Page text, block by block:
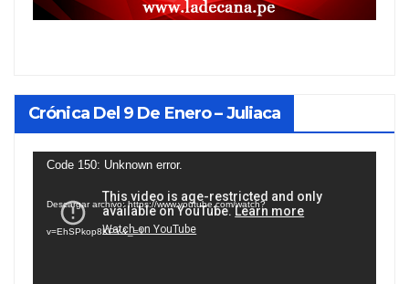
Crónica Del 9 De Enero – Juliaca
Reproductor
vídeo
Code 150: Unknown error.
Descargar archivo: https://www.youtube.com/watch?
v=EhSPkop8KPY&_=1